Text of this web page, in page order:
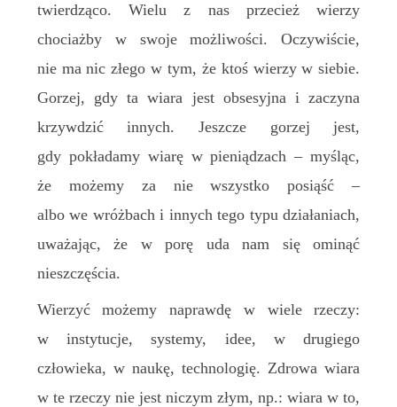
twierdząco. Wielu z nas przecież wierzy
chociażby w swoje możliwości. Oczywiście,
nie ma nic złego w tym, że ktoś wierzy w siebie.
Gorzej, gdy ta wiara jest obsesyjna i zaczyna
krzywdzić innych. Jeszcze gorzej jest,
gdy pokładamy wiarę w pieniądzach – myśląc,
że możemy za nie wszystko posiąść –
albo we wróżbach i innych tego typu działaniach,
uważając, że w porę uda nam się ominąć
nieszczęścia.
Wierzyć możemy naprawdę w wiele rzeczy:
w instytucje, systemy, idee, w drugiego
człowieka, w naukę, technologię. Zdrowa wiara
w te rzeczy nie jest niczym złym, np.: wiara w to,